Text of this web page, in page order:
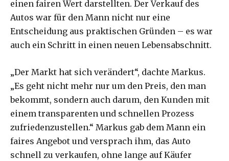
einen fairen Wert darstellten. Der Verkauf des
Autos war für den Mann nicht nur eine
Entscheidung aus praktischen Gründen – es war
auch ein Schritt in einen neuen Lebensabschnitt.
„Der Markt hat sich verändert“, dachte Markus.
„Es geht nicht mehr nur um den Preis, den man
bekommt, sondern auch darum, den Kunden mit
einem transparenten und schnellen Prozess
zufriedenzustellen.“ Markus gab dem Mann ein
faires Angebot und versprach ihm, das Auto
schnell zu verkaufen, ohne lange auf Käufer